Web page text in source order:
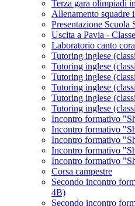
Terza gara olimpiadi
Allenamento squadre
Presentazione Scuola
Uscita a Pavia -
Laboratorio canto
Tutoring inglese
Tutoring inglese
Tutoring inglese
Tutoring inglese
Tutoring inglese
Tutoring inglese
Incontro formativo
Incontro formativo
Incontro formativo
Incontro formativo
Incontro formativo
Corsa campestre
Secondo incontro
4B)
Secondo incontro